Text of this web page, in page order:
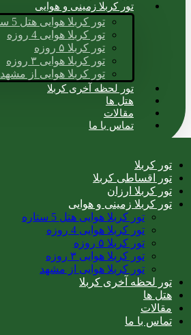
تور کربلا زمینی و هوایی
تور کربلا هوایی هتل 5 ستاره
تور کربلا هوایی 4 روزه
تور کربلا ۵ روزه
تور کربلا هوایی ۳ روزه
تور کربلا هوایی از مشهد
تور لحظه آخری کربلا
هتل ها
مقالات
تماس با ما
تور کربلا
تور اقساطی کربلا
تور کربلا ارزان
تور کربلا زمینی و هوایی
تور کربلا هوایی هتل 5 ستاره
تور کربلا هوایی 4 روزه
تور کربلا ۵ روزه
تور کربلا هوایی ۳ روزه
تور کربلا هوایی از مشهد
تور لحظه آخری کربلا
هتل ها
مقالات
تماس با ما